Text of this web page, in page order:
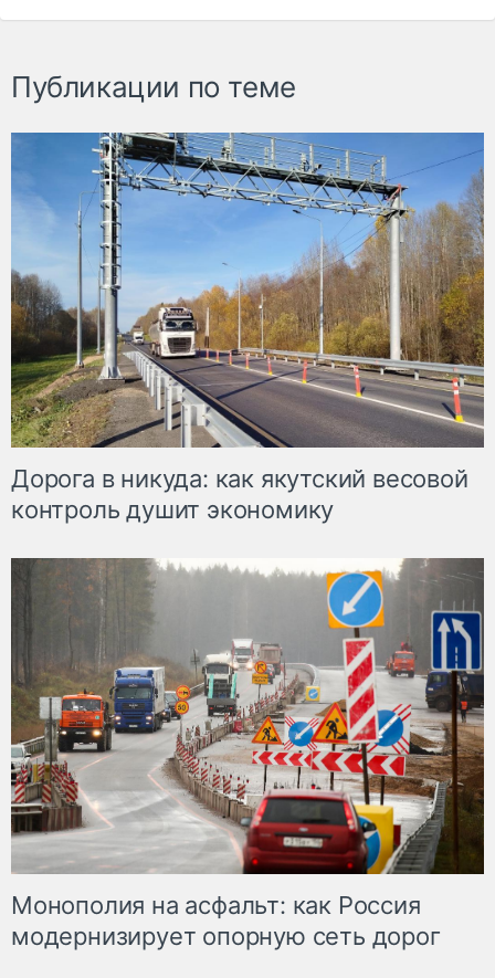
Публикации по теме
Дорога в никуда: как якутский весовой
контроль душит экономику
Монополия на асфальт: как Россия
модернизирует опорную сеть дорог